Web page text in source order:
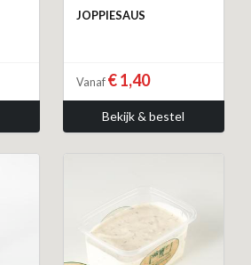
JOPPIESAUS
Vanaf € 1,40
Bekijk & bestel